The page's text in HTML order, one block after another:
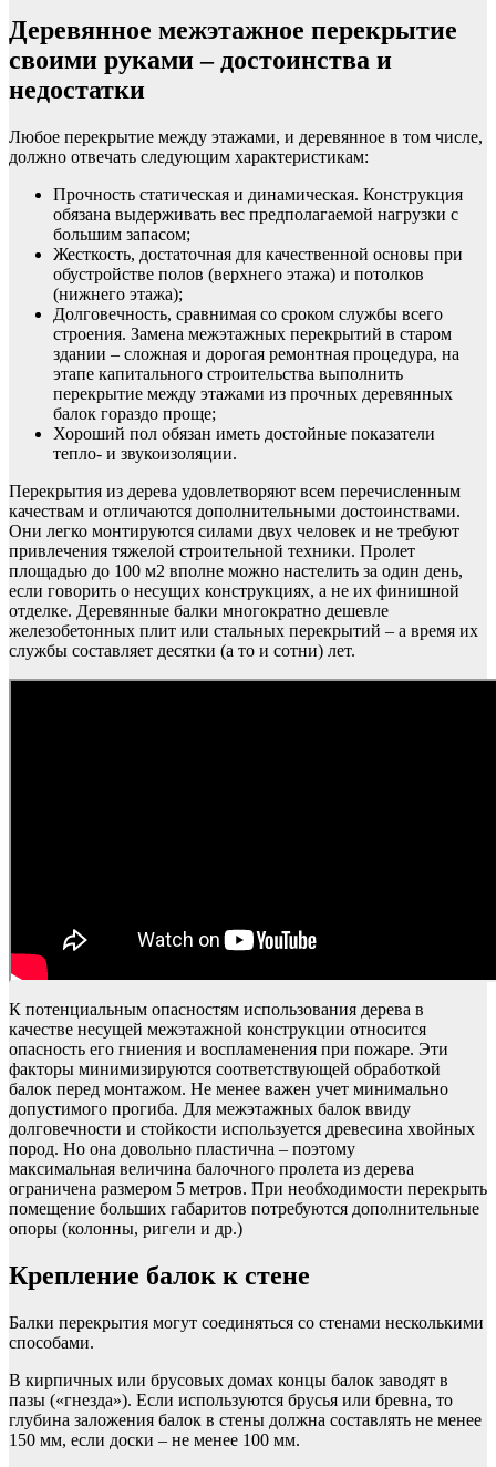
Деревянное межэтажное перекрытие
своими руками – достоинства и
недостатки
Любое перекрытие между этажами, и деревянное в том числе,
должно отвечать следующим характеристикам:
Прочность статическая и динамическая. Конструкция
обязана выдерживать вес предполагаемой нагрузки с
большим запасом;
Жесткость, достаточная для качественной основы при
обустройстве полов (верхнего этажа) и потолков
(нижнего этажа);
Долговечность, сравнимая со сроком службы всего
строения. Замена межэтажных перекрытий в старом
здании – сложная и дорогая ремонтная процедура, на
этапе капитального строительства выполнить
перекрытие между этажами из прочных деревянных
балок гораздо проще;
Хороший пол обязан иметь достойные показатели
тепло- и звукоизоляции.
Перекрытия из дерева удовлетворяют всем перечисленным
качествам и отличаются дополнительными достоинствами.
Они легко монтируются силами двух человек и не требуют
привлечения тяжелой строительной техники. Пролет
площадью до 100 м2 вполне можно настелить за один день,
если говорить о несущих конструкциях, а не их финишной
отделке. Деревянные балки многократно дешевле
железобетонных плит или стальных перекрытий – а время их
службы составляет десятки (а то и сотни) лет.
К потенциальным опасностям использования дерева в
качестве несущей межэтажной конструкции относится
опасность его гниения и воспламенения при пожаре. Эти
факторы минимизируются соответствующей обработкой
балок перед монтажом. Не менее важен учет минимально
допустимого прогиба. Для межэтажных балок ввиду
долговечности и стойкости используется древесина хвойных
пород. Но она довольно пластична – поэтому
максимальная величина балочного пролета из дерева
ограничена размером 5 метров. При необходимости перекрыть
помещение больших габаритов потребуются дополнительные
опоры (колонны, ригели и др.)
Крепление балок к стене
Балки перекрытия могут соединяться со стенами несколькими
способами.
В кирпичных или брусовых домах концы балок заводят в
пазы («гнезда»). Если используются брусья или бревна, то
глубина заложения балок в стены должна составлять не менее
150 мм, если доски – не менее 100 мм.